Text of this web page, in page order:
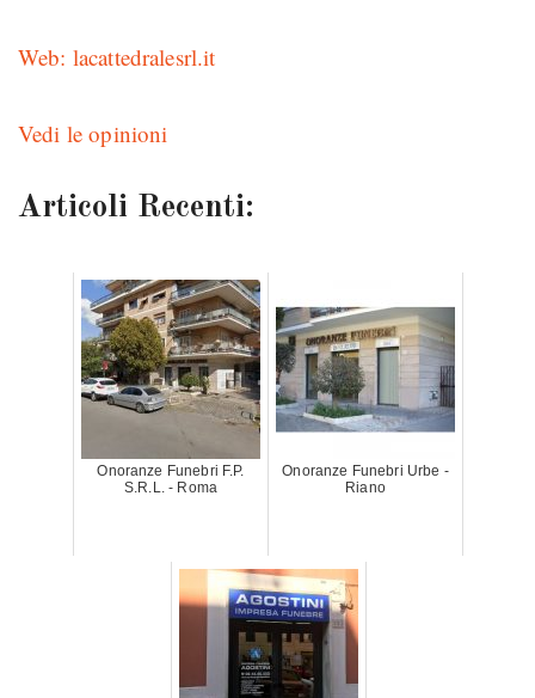
Web: lacattedralesrl.it
Vedi le opinioni
Articoli Recenti:
Onoranze Funebri F.P.
S.R.L. - Roma
Onoranze Funebri Urbe -
Riano